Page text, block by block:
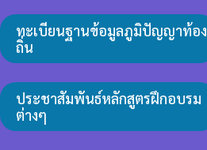
ทะเบียนฐานข้อมูลภูมิปัญญาท้อง
ถิ่น
ประชาสัมพันธ์หลักสูตรฝึกอบรม
ต่างๆ